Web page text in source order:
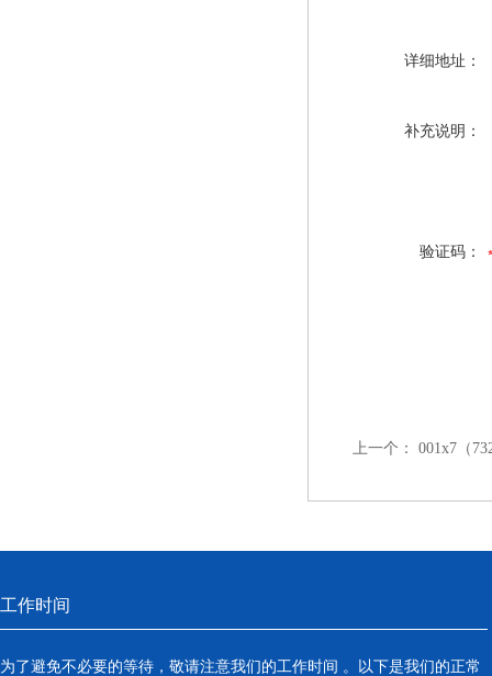
详细地址：
补充说明：
验证码：
上一个： 001x7（
工作时间
为了避免不必要的等待，敬请注意我们的工作时间 。以下是我们的正常